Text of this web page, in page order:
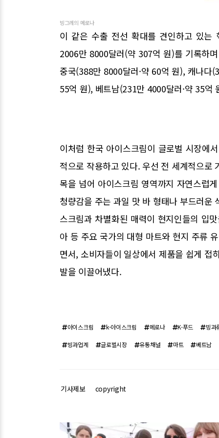
빙그레의 메로나
이 같은 수출 전선 확대를 견인하고 있는
2006만 8000달러(약 307억 원)를 기록하
중국(388만 8000달러·약 60억 원), 캐나다
55억 원), 베트남(231만 4000달러·약 35억
이처럼 한국 아이스크림이 글로벌 시장에
적으로 작용하고 있다. 우선 전 세계적으로
목을 넘어 아이스크림 영역까지 자연스럽
청량감을 주는 과일 맛 바 형태나 부드러운
스크림과 차별화된 매력이 현지인들의 입
아 등 주요 국가의 대형 마트와 현지 주류
면서, 소비자들이 일상에서 제품을 쉽게 접
발을 이끌어냈다.
아이스크림 k-아이스크림 메로나 K-푸드 빙과
빙과업계 글로벌시장 유통채널 마트 베트남
기사제보 copyright
관련기사